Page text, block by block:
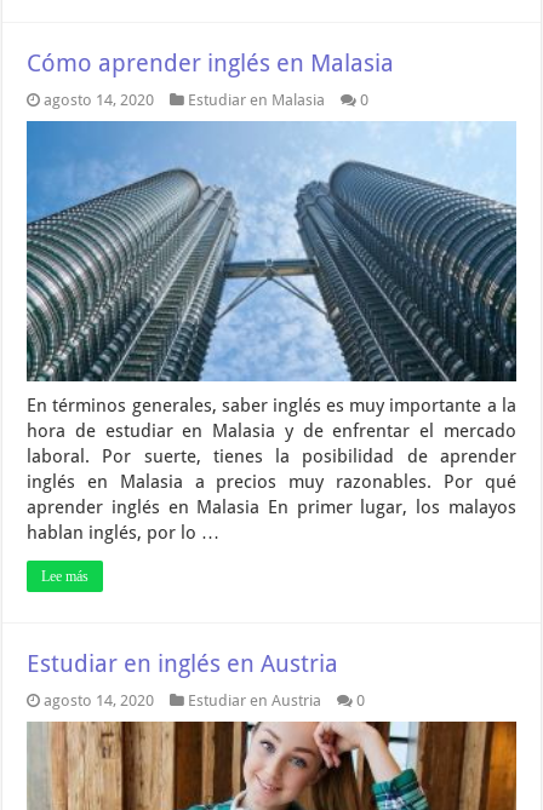
Cómo aprender inglés en Malasia
agosto 14, 2020 Estudiar en Malasia 0
En términos generales, saber inglés es muy importante a la
hora de estudiar en Malasia y de enfrentar el mercado
laboral. Por suerte, tienes la posibilidad de aprender
inglés en Malasia a precios muy razonables. Por qué
aprender inglés en Malasia En primer lugar, los malayos
hablan inglés, por lo …
Lee más
Estudiar en inglés en Austria
agosto 14, 2020 Estudiar en Austria 0